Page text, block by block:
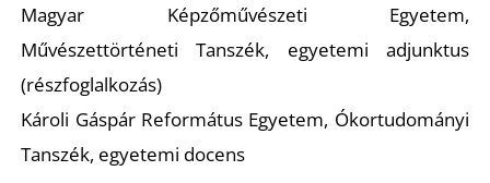
Magyar Képzőművészeti Egyetem,
Művészettörténeti Tanszék, egyetemi adjunktus
(részfoglalkozás)
Károli Gáspár Református Egyetem, Ókortudományi
Tanszék, egyetemi docens